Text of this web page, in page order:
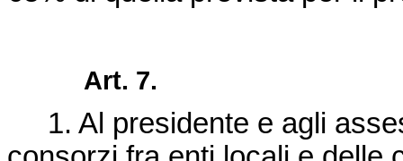
Art. 7.
1. Al presidente e agli